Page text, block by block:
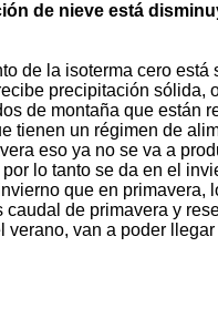
de nieve está
de la isoterma cero
precipitación
de montaña que están
tienen un régimen de
eso ya no se va a
lo tanto se da en el
que en primavera,
de primavera y
verano, van a poder